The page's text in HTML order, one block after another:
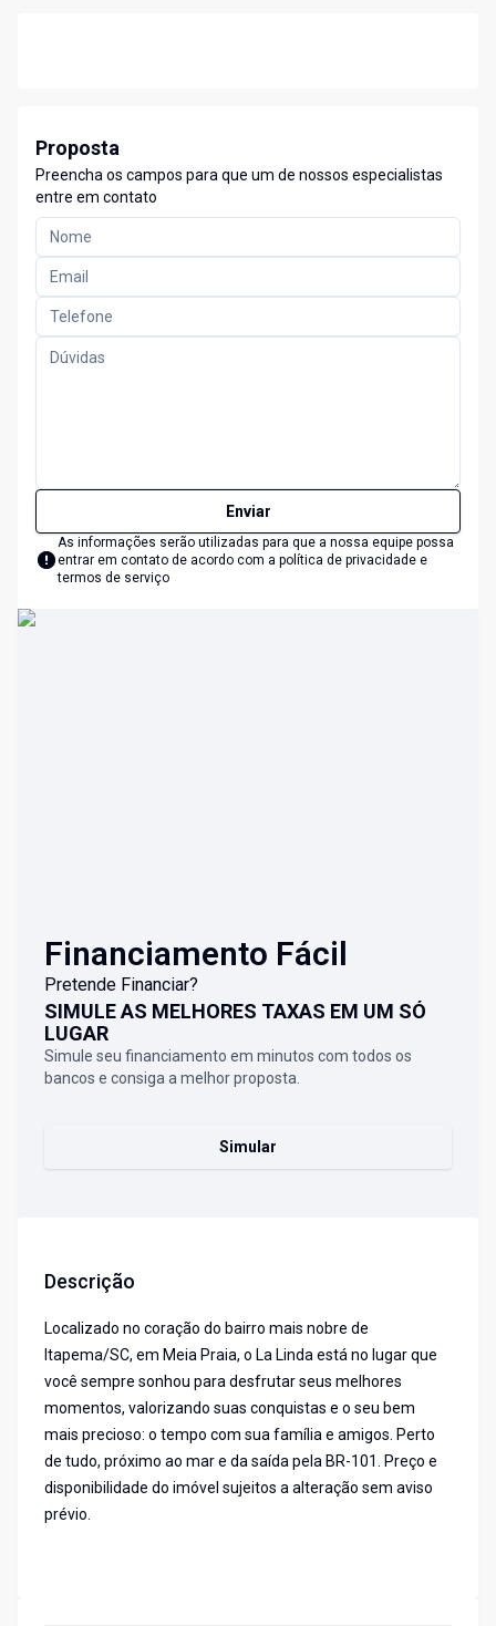
Proposta
Preencha os campos para que um de nossos especialistas
entre em contato
Enviar
As informações serão utilizadas para que a nossa equipe possa
entrar em contato de acordo com a política de privacidade e
termos de serviço
Financiamento Fácil
Pretende Financiar?
SIMULE AS MELHORES TAXAS EM UM SÓ
LUGAR
Simule seu financiamento em minutos com todos os
bancos e consiga a melhor proposta.
Simular
Descrição
Localizado no coração do bairro mais nobre de
Itapema/SC, em Meia Praia, o La Linda está no lugar que
você sempre sonhou para desfrutar seus melhores
momentos, valorizando suas conquistas e o seu bem
mais precioso: o tempo com sua família e amigos. Perto
de tudo, próximo ao mar e da saída pela BR-101. Preço e
disponibilidade do imóvel sujeitos a alteração sem aviso
prévio.